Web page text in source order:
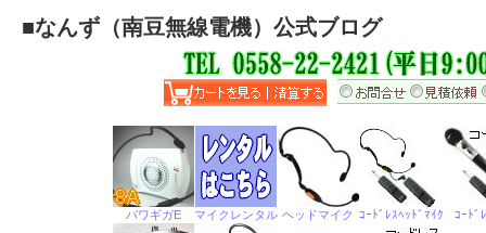
■なんず（南豆無線電機）公式ブログ